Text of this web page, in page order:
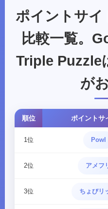
ポイントサイ
比較一覧。
Triple Puzzle
が
順位 ポイントサ
1位 Powl
2位 アメフ
3位 ちょびリ